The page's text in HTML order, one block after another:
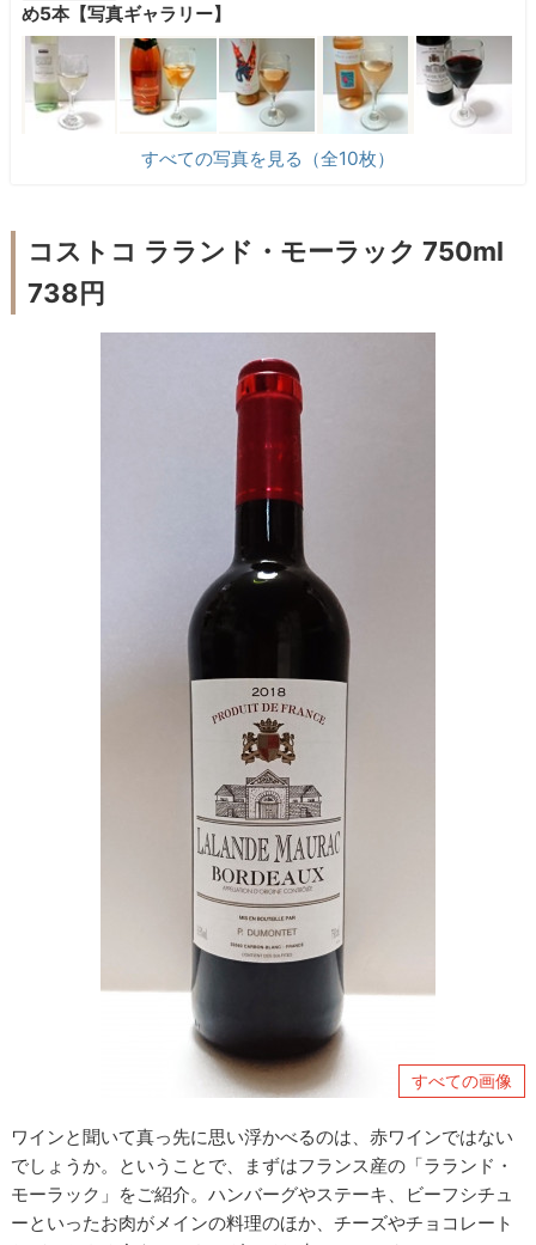
め5本【写真ギャラリー】
すべての写真を見る（全10枚）
コストコ ラランド・モーラック 750ml
738円
すべての画像
ワインと聞いて真っ先に思い浮かべるのは、赤ワインではない
でしょうか。ということで、まずはフランス産の「ラランド・
モーラック」をご紹介。ハンバーグやステーキ、ビーフシチュ
ーといったお肉がメインの料理のほか、チーズやチョコレート